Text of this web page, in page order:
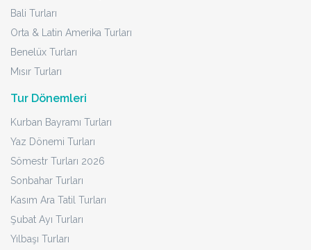
Bali Turları
Orta & Latin Amerika Turları
Benelüx Turları
Mısır Turları
Tur Dönemleri
Kurban Bayramı Turları
Yaz Dönemi Turları
Sömestr Turları 2026
Sonbahar Turları
Kasım Ara Tatil Turları
Şubat Ayı Turları
Yılbaşı Turları